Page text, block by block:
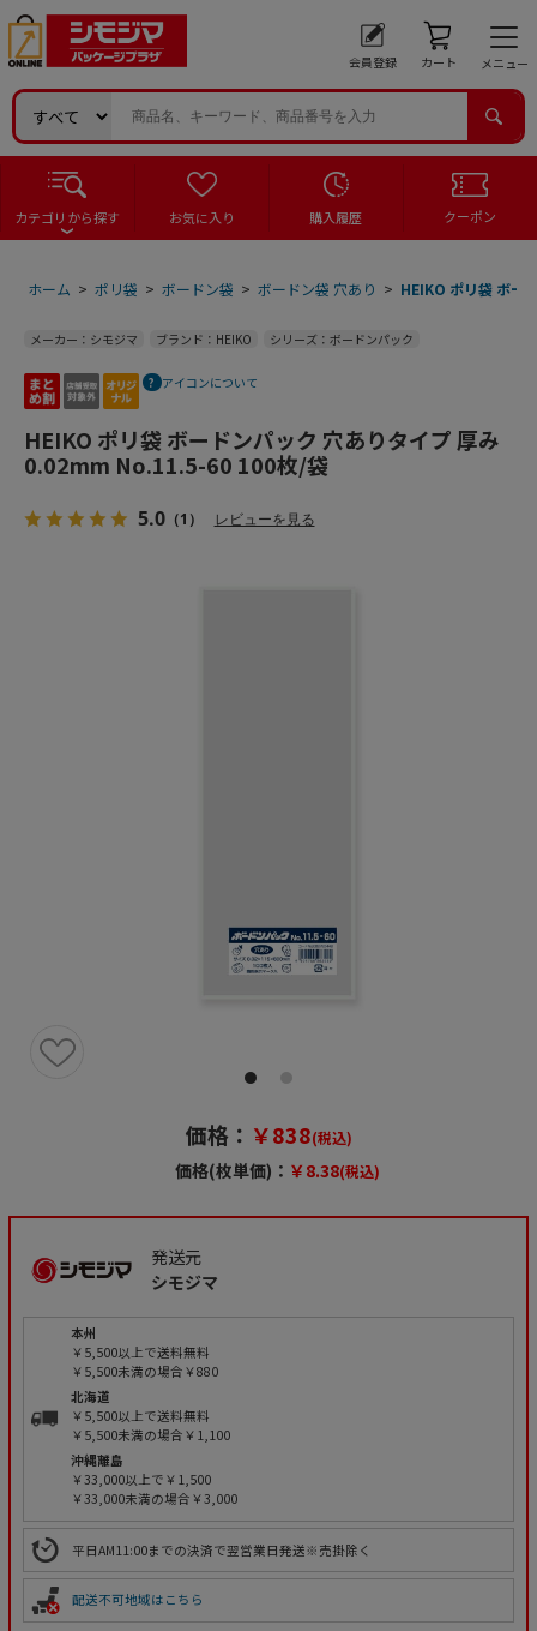
会員登録 カート メニュー
カテゴリから探す お気に入り 購入履歴 クーポン
ホーム > ポリ袋 > ボードン袋 > ボードン袋 穴あり > HEIKO ポリ袋 ボー
メーカー：シモジマ ブランド：HEIKO シリーズ：ボードンパック
アイコンについて
HEIKO ポリ袋 ボードンパック 穴ありタイプ 厚み
0.02mm No.11.5-60 100枚/袋
5.0（1） レビューを見る
価格： ￥838(税込)
価格(枚単価)： ￥8.38(税込)
発送元
シモジマ
本州
￥5,500以上で送料無料
￥5,500未満の場合￥880
北海道
￥5,500以上で送料無料
￥5,500未満の場合￥1,100
沖縄離島
￥33,000以上で￥1,500
￥33,000未満の場合￥3,000
平日AM11:00までの決済で翌営業日発送※売掛除く
配送不可地域はこちら